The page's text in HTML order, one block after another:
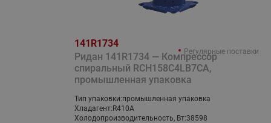
141R1734
Ридан 141R1734 — Компрессор
спиральный RCH158C4LB7CA,
промышленная упаковка
Тип упаковки:промышленная упаковка
Хладагент: R410A
Холодопроизводительность, Вт:38598
Регулярные поставки